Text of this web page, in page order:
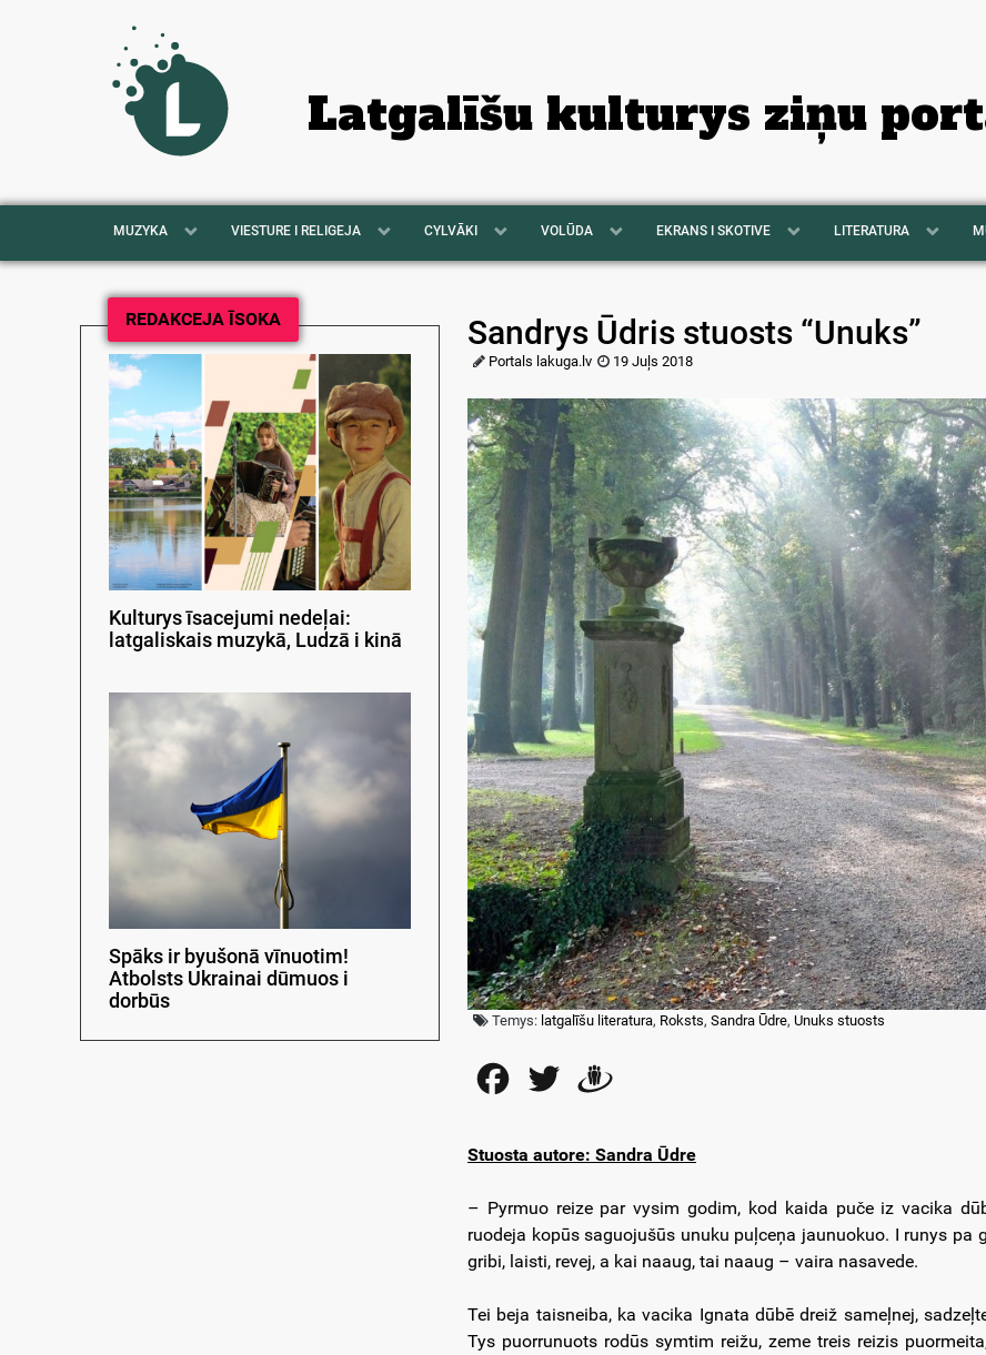
Latgalīšu kulturys ziņu
MUZYKA VIESTURE I RELIGEJA CYLVĀKI VOLŪDA EKRANS I SKOTIVE LITERATURA
REDAKCEJA ĪSOKA
Kulturys īsacejumi nedeļai:
latgaliskais muzykā, Ludzā i kinā
Spāks ir byušonā vīnuotim!
Atbolsts Ukrainai dūmuos i
dorbūs
Sandrys Ūdris stuosts “Unuks”
Portals lakuga.lv 19 Juļs 2018
Temys: latgalīšu literatura, Roksts, Sandra Ūdre, Unuks stuosts
FacebookTwitter
Stuosta autore: Sandra Ūdre
– Pyrmuo reize par vysim godim, kod kaida puče iz vacika
ruodeja kopūs saguojušūs unuku puļceņa jaunuokuo. I runys
gribi, laisti, revej, a kai naaug, tai naaug – vaira nasavede.
Tei beja taisneiba, ka vacika Ignata dūbē dreiž sameļnej,
Tys puorrunuots rodūs symtim reižu, zeme treis reizis